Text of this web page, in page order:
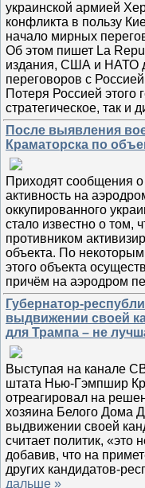
украинской армией
конфликта в пользу
начало мирных
Об этом пишет La
издания, США и НАТО
переговоров с
Потеря Россией этого
стратегическое, так и
После выявления
Краматорска по
Приходят сообщения
активность на
оккупированного
стало известно о том,
противником
объекта. По
этого объекта
причём на аэродром
Губернатор-
выдвижении своей
для Трампа – не
Выступая на канале
штата Нью-Гэмпшир
отреагировал на
хозяина Белого Дома
выдвижении своей
считает политик, «это
добавив, что на
других кандидатов-
дальше »